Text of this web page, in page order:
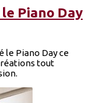
Piano Day
le Piano Day ce
tout